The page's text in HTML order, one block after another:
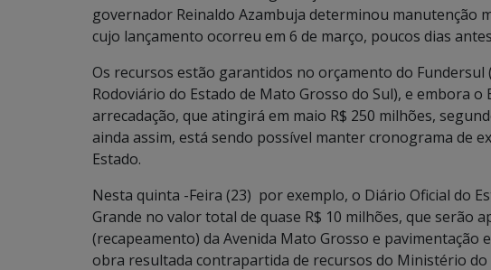
governador Reinaldo Azambuja determinou manutenção
cujo lançamento ocorreu em 6 de março, poucos dias
Os recursos estão garantidos no orçamento do Fundersul
Rodoviário do Estado de Mato Grosso do Sul), e embora
arrecadação, que atingirá em maio R$ 250 milhões,
ainda assim, está sendo possível manter cronograma de
Estado.
Nesta quinta -Feira (23) por exemplo, o Diário Oficial do
Grande no valor total de quase R$ 10 milhões, que serão
(recapeamento) da Avenida Mato Grosso e pavimentação
obra resultada contrapartida de recursos do Ministério